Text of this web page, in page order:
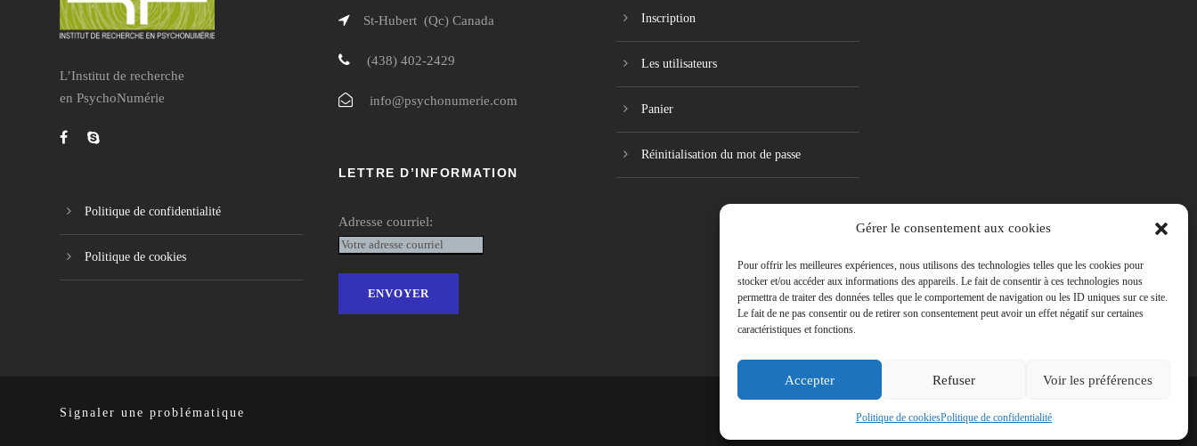
Gérer le consentement aux cookies
Pour offrir les meilleures expériences, nous utilisons des technologies telles que les cookies pour
stocker et/ou accéder aux informations des appareils. Le fait de consentir à ces technologies nous
permettra de traiter des données telles que le comportement de navigation ou les ID uniques sur ce site.
Le fait de ne pas consentir ou de retirer son consentement peut avoir un effet négatif sur certaines
caractéristiques et fonctions.
Accepter Refuser Voir les préférences
Politique de cookiesPolitique de confidentialité
L’Institut de recherche
en PsychoNumérie
Politique de confidentialité
Politique de cookies
St-Hubert (Qc) Canada
(438) 402-2429
info@psychonumerie.com
LETTRE D’INFORMATION
Adresse courriel:
Inscription
Les utilisateurs
Panier
Réinitialisation du mot de passe
Signaler une problématique Copyright 2018, HumanoNumérie. Tous droits réservés.